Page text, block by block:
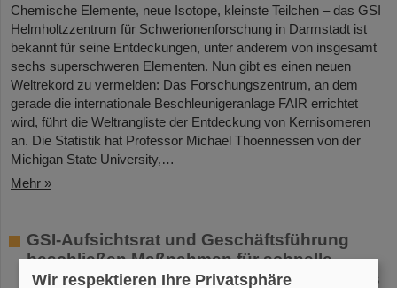
Chemische Elemente, neue Isotope, kleinste Teilchen – das GSI
Helmholtzzentrum für Schwerionenforschung in Darmstadt ist
bekannt für seine Entdeckungen, unter anderem von insgesamt
sechs superschweren Elementen. Nun gibt es einen neuen
Weltrekord zu vermelden: Das Forschungszentrum, an dem
gerade die internationale Beschleunigeranlage FAIR errichtet
wird, führt die Weltrangliste der Entdeckung von Kernisomeren
an. Die Statistik hat Professor Michael Thoennessen von der
Michigan State University,…
Mehr »
GSI-Aufsichtsrat und Geschäftsführung
beschließen Maßnahmen für schnelle
Wiederherstellung des Forschungsbetriebs
Wir respektieren Ihre Privatsphäre